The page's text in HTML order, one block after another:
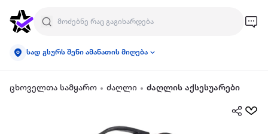
სად გსურს შენი ამანათის მიღება
ცხოველთა სამყარო ძაღლი ძაღლის აქსესუარები